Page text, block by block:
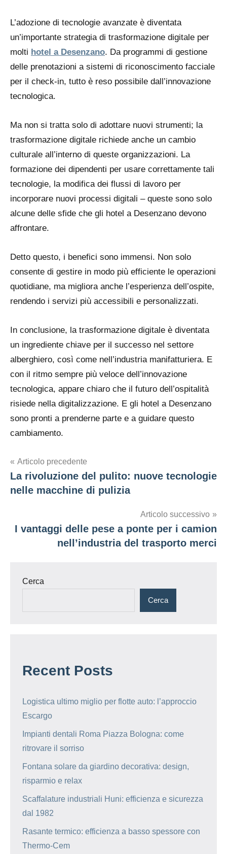
L’adozione di tecnologie avanzate è diventata
un’importante strategia di trasformazione digitale per
molti hotel a Desenzano. Da programmi di gestione
delle prenotazioni a sistemi di riconoscimento facciale
per il check-in, tutto è reso possibile dall’innovazione
tecnologica.
Ma non si tratta solo di adottare nuovi strumenti; la
trasformazione digitale richiede anche un cambio
culturale all’interno di queste organizzazioni. La
formazione dei dipendenti per usare correttamente tali
tecnologie, la modifica dei flussi di lavoro per
incorporare nuovi processi digitali – queste sono solo
alcune delle sfide che gli hotel a Desenzano devono
affrontare.
Detto questo, i benefici sono immensi. Non solo
consente di gestire in modo più efficiente le operazioni
quotidiane, ma migliora anche l’esperienza dell’ospite,
rendendo i servizi più accessibili e personalizzati.
In conclusione, la trasformazione digitale è diventata
un ingrediente chiave per il successo nel settore
alberghiero, così come nell’industria manifatturiera. E
con il ritmo sempre più veloce dell’innovazione
tecnologica, appare chiaro che il futuro dell’ospitalità
risiede nella digitalizzazione. E gli hotel a Desenzano
sono pronti a prenderne parte e a guidare questo
cambiamento.
Navigazione
articoli
Articolo precedente
La rivoluzione del pulito: nuove tecnologie
nelle macchine di pulizia
Articolo successivo
I vantaggi delle pese a ponte per i camion
nell’industria del trasporto merci
Cerca
Cerca
Recent Posts
Logistica ultimo miglio per flotte auto: l’approccio
Escargo
Impianti dentali Roma Piazza Bologna: come
ritrovare il sorriso
Fontana solare da giardino decorativa: design,
risparmio e relax
Scaffalature industriali Huni: efficienza e sicurezza
dal 1982
Rasante termico: efficienza a basso spessore con
Thermo-Cem